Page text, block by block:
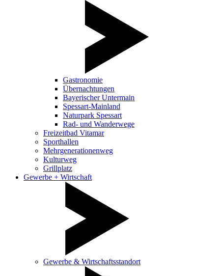
Gastronomie
Übernachtungen
Bayerischer Untermain
Spessart-Mainland
Naturpark Spessart
Rad- und Wanderwege
Freizeitbad Vitamar
Sporthallen
Mehrgenerationenweg
Kulturweg
Grillplatz
Gewerbe + Wirtschaft
Gewerbe & Wirtschaftsstandort